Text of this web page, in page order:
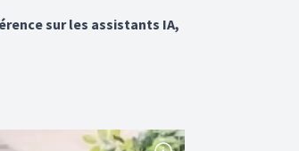
sur les assistants IA,